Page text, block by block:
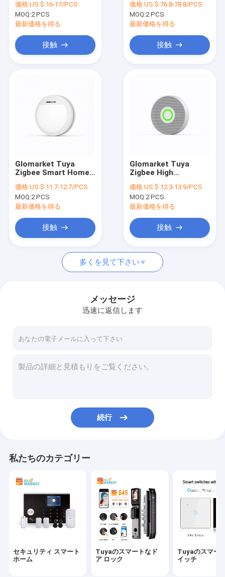
企業情報
会社案内
ニュース
すべての場合
セキュリティ スマート ホーム
Tuyaのスマートなスイッチ
Tuyaのスマートなカメラ
WiFiのスマートなサーモスタット
スマートなカーテン モーター
Tuya Zigbeeの出入口
スマートなペット送り装置
価格:US $ 16-17/PCS
MOQ:2 PCS
最新価格を得る
接触
価格:US $ 76.8-78.8/PCS
MOQ:2 PCS
最新価格を得る
接触
Glomarket Tuya
Zigbee Smart Home
Motion Detector
Human Motion
Sensor With Remote
価格:US $ 11.7-12.7/PCS
MOQ:2 PCS
最新価格を得る
接触
Glomarket Tuya
Zigbee High
DisplayWireless
Carbon Dioxide
Detector For
価格:US $ 12.3-13.9/PCS
MOQ:2 PCS
最新価格を得る
接触
多くを見て下さい
メッセージ
迅速に返信します
続行
私たちのカテゴリー
セキュリティ スマート
ホーム
Tuyaのスマートなド
ア ロック
Tuyaのスマー
イッチ